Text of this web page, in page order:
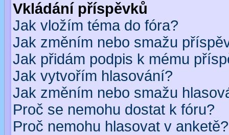
Vkládání příspěvků
Jak vložím téma do fóra?
Jak změním nebo smažu
Jak přidám podpis k mému
Jak vytvořím hlasování?
Jak změním nebo smažu
Proč se nemohu dostat k fóru?
Proč nemohu hlasovat v anketě?